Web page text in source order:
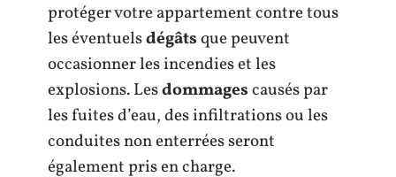
protéger votre appartement contre tous
les éventuelsdégâtsque peuvent
occasionner les incendies et les
explosions. Lesdommagescausés par
les fuites d’eau, des infiltrations ou les
conduites non enterrées seront
également pris en charge.